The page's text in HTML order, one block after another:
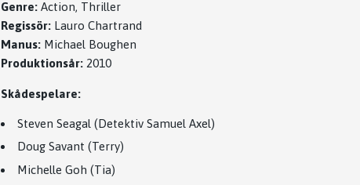
Genre: Action, Thriller
Regissör: Lauro Chartrand
Manus: Michael Boughen
Produktionsår: 2010
Skådespelare:
Steven Seagal (Detektiv Samuel Axel)
Doug Savant (Terry)
Michelle Goh (Tia)